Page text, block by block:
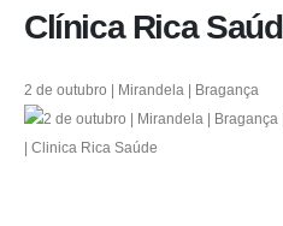
Clínica Rica
2 de outubro | Mirandela | Bragança